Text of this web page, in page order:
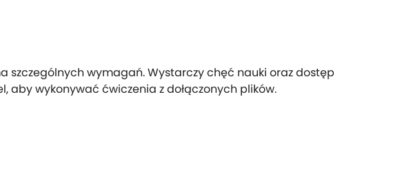
szczególnych wymagań. Wystarczy chęć nauki oraz dostęp
aby wykonywać ćwiczenia z dołączonych plików.